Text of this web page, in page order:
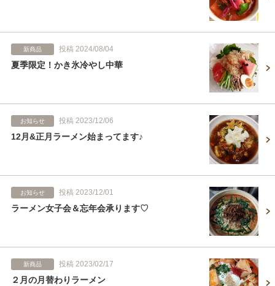
新商品 投稿 2024/08/04
夏季限定！かき氷冷やし中華
お知らせ 投稿 2023/12/06
12月&正月ラーメン始まってます♪
お知らせ 投稿 2023/12/01
ラーメン女子会＆忘年会承ります♡
新商品 投稿 2023/02/17
２月の月替わりラーメン